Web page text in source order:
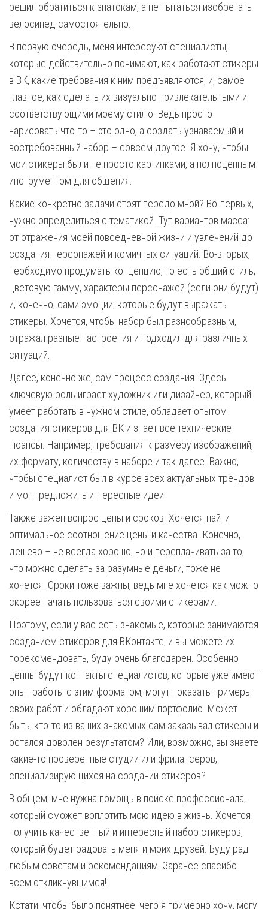
решил обратиться к знатокам, а не пытаться изобретать
велосипед самостоятельно.
В первую очередь, меня интересуют специалисты,
которые действительно понимают, как работают стикеры
в ВК, какие требования к ним предъявляются, и, самое
главное, как сделать их визуально привлекательными и
соответствующими моему стилю. Ведь просто
нарисовать что-то – это одно, а создать узнаваемый и
востребованный набор – совсем другое. Я хочу, чтобы
мои стикеры были не просто картинками, а полноценным
инструментом для общения.
Какие конкретно задачи стоят передо мной? Во-первых,
нужно определиться с тематикой. Тут вариантов масса:
от отражения моей повседневной жизни и увлечений до
создания персонажей и комичных ситуаций. Во-вторых,
необходимо продумать концепцию, то есть общий стиль,
цветовую гамму, характеры персонажей (если они будут)
и, конечно, сами эмоции, которые будут выражать
стикеры. Хочется, чтобы набор был разнообразным,
отражал разные настроения и подходил для различных
ситуаций.
Далее, конечно же, сам процесс создания. Здесь
ключевую роль играет художник или дизайнер, который
умеет работать в нужном стиле, обладает опытом
создания стикеров для ВК и знает все технические
нюансы. Например, требования к размеру изображений,
их формату, количеству в наборе и так далее. Важно,
чтобы специалист был в курсе всех актуальных трендов
и мог предложить интересные идеи.
Также важен вопрос цены и сроков. Хочется найти
оптимальное соотношение цены и качества. Конечно,
дешево – не всегда хорошо, но и переплачивать за то,
что можно сделать за разумные деньги, тоже не
хочется. Сроки тоже важны, ведь мне хочется как можно
скорее начать пользоваться своими стикерами.
Поэтому, если у вас есть знакомые, которые занимаются
созданием стикеров для ВКонтакте, и вы можете их
порекомендовать, буду очень благодарен. Особенно
ценны будут контакты специалистов, которые уже имеют
опыт работы с этим форматом, могут показать примеры
своих работ и обладают хорошим портфолио. Может
быть, кто-то из ваших знакомых сам заказывал стикеры и
остался доволен результатом? Или, возможно, вы знаете
какие-то проверенные студии или фрилансеров,
специализирующихся на создании стикеров?
В общем, мне нужна помощь в поиске профессионала,
который сможет воплотить мою идею в жизнь. Хочется
получить качественный и интересный набор стикеров,
который будет радовать меня и моих друзей. Буду рад
любым советам и рекомендациям. Заранее спасибо
всем откликнувшимся!
Кстати, чтобы было понятнее, чего я примерно хочу, могу